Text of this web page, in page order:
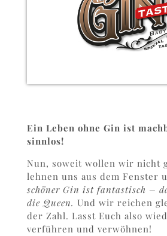
Ein Leben ohne Gin ist
sinnlos!
Nun, soweit wollen wir nicht
lehnen uns aus dem Fenster
schöner Gin ist fantastisch –
die Queen. Und wir reichen
der Zahl. Lasst Euch also
verführen und verwöhnen!